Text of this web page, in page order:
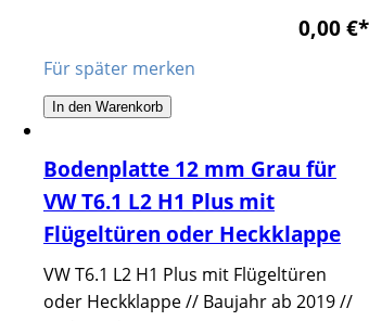
0,00 €*
Für später merken
In den Warenkorb
Bodenplatte 12 mm Grau für
VW T6.1 L2 H1 Plus mit
Flügeltüren oder Heckklappe
VW T6.1 L2 H1 Plus mit Flügeltüren
oder Heckklappe // Baujahr ab 2019 //